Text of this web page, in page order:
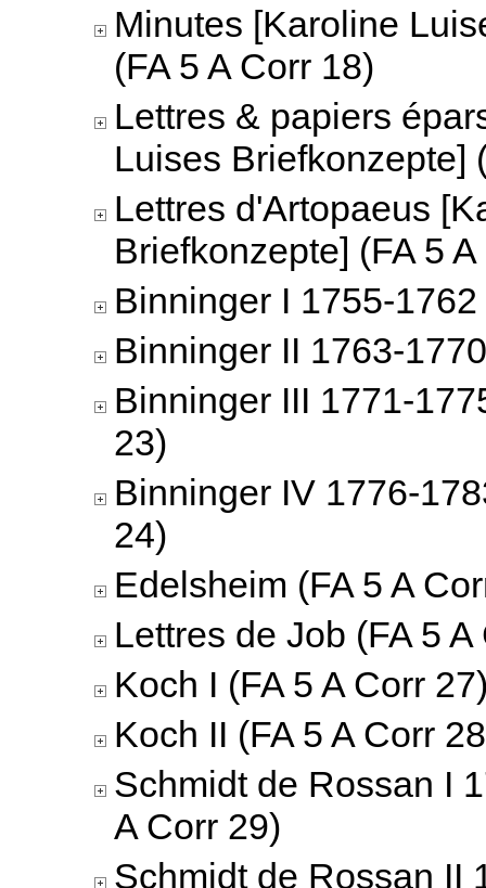
Minutes [Karoline
(FA 5 A Corr 18)
Lettres & papiers
Luises Briefkonzepte]
Lettres d'Artopaeus
Briefkonzepte] (FA 5
Binninger I 1755-
Binninger II 1763-
Binninger III 1771-
23)
Binninger IV 1776-
24)
Edelsheim (FA 5 A
Lettres de Job (FA 5 A
Koch I (FA 5 A Corr
Koch II (FA 5 A Corr
Schmidt de Rossan I
A Corr 29)
Schmidt de Rossan II